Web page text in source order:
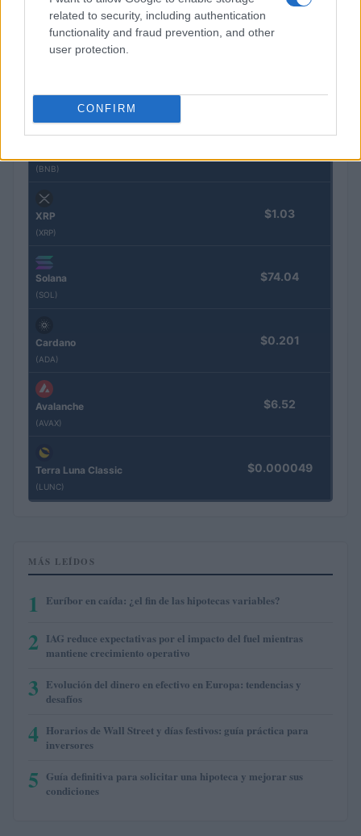
related to security, including authentication
functionality and fraud prevention, and other
user protection.
CONFIRM
$64,975.00
(BNB)
XRP
(XRP)
$1.03
Solana
(SOL)
$74.04
Cardano
(ADA)
$0.201
Avalanche
(AVAX)
$6.52
Terra Luna Classic
(LUNC)
$0.000049
MÁS LEÍDOS
1 Euríbor en caída: ¿el fin de las hipotecas variables?
2 IAG reduce expectativas por el impacto del fuel mientras
mantiene crecimiento operativo
3 Evolución del dinero en efectivo en Europa: tendencias y
desafíos
4 Horarios de Wall Street y días festivos: guía práctica para
inversores
5 Guía definitiva para solicitar una hipoteca y mejorar sus
condiciones